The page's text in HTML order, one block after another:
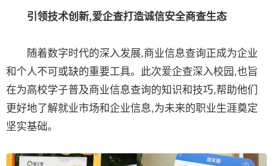
引领技术创新,爱企查打造诚信安全商查生态
随着数字时代的深入发展,商业信息查询正成为企业
和个人不可或缺的重要工具。此次爱企查深入校园,也旨
在为高校学子普及商业信息查询的知识和技巧,帮助他们
更好地了解就业市场和企业信息,为未来的职业生涯奠定
坚实基础。